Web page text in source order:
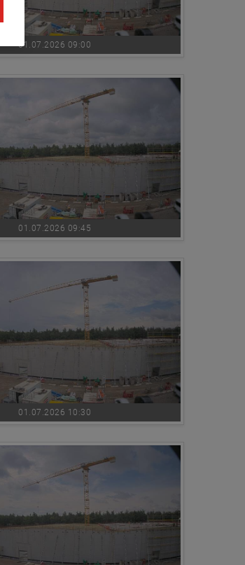
01.07.2026 09:00
01.07.2026 09:45
01.07.2026 10:30